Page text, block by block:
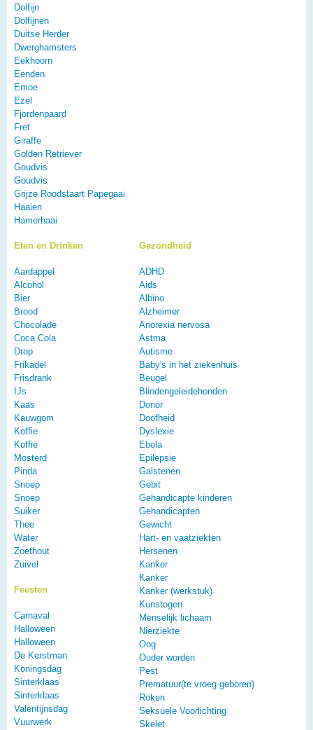
Dolfijn
Dolfijnen
Duitse Herder
Dwerghamsters
Eekhoorn
Eenden
Emoe
Ezel
Fjordenpaard
Fret
Giraffe
Golden Retriever
Goudvis
Goudvis
Grijze Roodstaart Papegaai
Haaien
Hamerhaai
Eten en Drinken
Aardappel
Alcohol
Bier
Brood
Chocolade
Coca Cola
Drop
Frikadel
Frisdrank
IJs
Kaas
Kauwgom
Koffie
Koffie
Mosterd
Pinda
Snoep
Snoep
Suiker
Thee
Water
Zoethout
Zuivel
Feesten
Carnaval
Halloween
Halloween
De Kerstman
Koningsdag
Sinterklaas
Sinterklaas
Valentijnsdag
Vuurwerk
Gezondheid
ADHD
Aids
Albino
Alzheimer
Anorexia nervosa
Astma
Autisme
Baby's in het ziekenhuis
Beugel
Blindengeleidehonden
Donor
Doofheid
Dyslexie
Ebola
Epilepsie
Galstenen
Gebit
Gehandicapte kinderen
Gehandicapten
Gewicht
Hart- en vaatziekten
Hersenen
Kanker
Kanker
Kanker (werkstuk)
Kunstogen
Menselijk lichaam
Nierziekte
Oog
Ouder worden
Pest
Prematuur(te vroeg geboren)
Roken
Seksuele Voorlichting
Skelet